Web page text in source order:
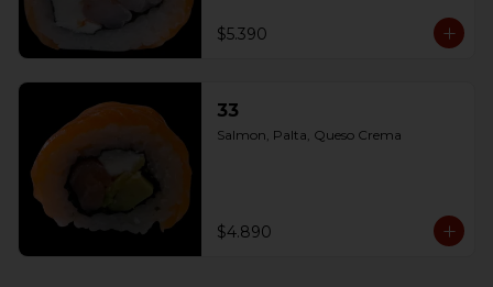
$5.390
33
Salmon, Palta, Queso Crema
$4.890